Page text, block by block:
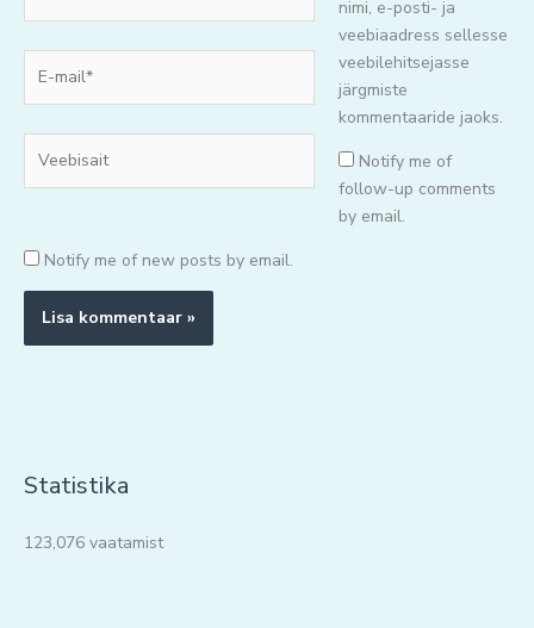
mail*
nimi, e-posti- ja
veebiaadress sellesse
veebilehitsejasse
järgmiste
kommentaaride jaoks.
Notify me of
follow-up comments
by email.
Notify me of new posts by email.
Statistika
123,076 vaatamist